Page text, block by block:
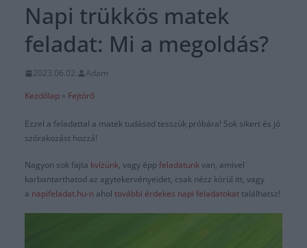
Napi trükkös matek
feladat: Mi a megoldás?
2023.06.02.
Adam
Kezdőlap » Fejtörő
Ezzel a feladattal a matek tudásod tesszük próbára! Sok sikert és jó
szórakozást hozzá!
Nagyon sok fajta kvízünk, vagy éppfeladatunkvan, amivel
karbantarthatod az agytekervényeidet, csak nézz körül itt, vagy
a napifeladat.hu-n ahol további érdekes napi feladatokattalálhatsz!